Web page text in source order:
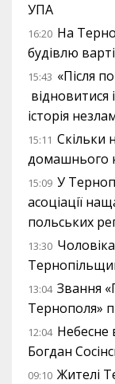
УПА
16:20 На
будівлю
15:43 «Після
відновитися
історія
15:11 Скільки
домашнього
15:09 У
асоціації
польських
13:30
13:04 Звання
Тернополя»
12:04 Небесне
Богдан
09:10 Жителі